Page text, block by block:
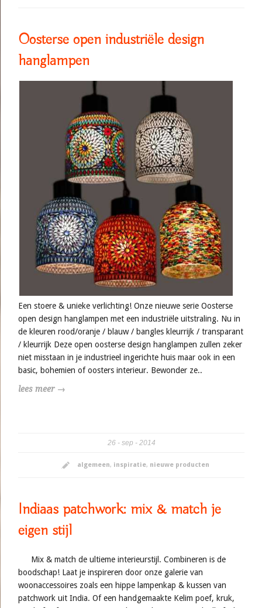
Oosterse open industriële design
hanglampen
Een stoere & unieke verlichting! Onze nieuwe serie Oosterse
open design hanglampen met een industriële uitstraling. Nu in
de kleuren rood/oranje / blauw / bangles kleurrijk / transparant
/ kleurrijk Deze open oosterse design hanglampen zullen zeker
niet misstaan in je industrieel ingerichte huis maar ook in een
basic, bohemien of oosters interieur. Bewonder ze..
lees meer →
26 sep 2014
algemeen, inspiratie, nieuwe producten
Indiaas patchwork: mix & match je
eigen stijl
Mix & match de ultieme interieurstijl. Combineren is de
boodschap! Laat je inspireren door onze galerie van
woonaccessoires zoals een hippe lampenkap & kussen van
patchwork uit India. Of een handgemaakte Kelim poef, kruk,